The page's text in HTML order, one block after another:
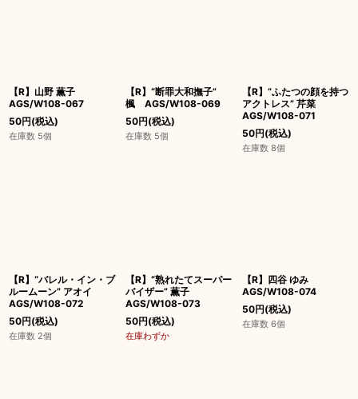
【R】山野 薫子
AGS/W108-067
50円(税込)
在庫数 5個
【R】“断罪大和撫子”
楓 AGS/W108-069
50円(税込)
在庫数 5個
【R】“ふたつの顔を持つ
アクトレス” 芹菜
AGS/W108-071
50円(税込)
在庫数 8個
【R】“バレル・イン・ブ
ルームーン” アオイ
AGS/W108-072
50円(税込)
在庫数 2個
【R】“熟れたてスーパー
バイザー” 薫子
AGS/W108-073
50円(税込)
在庫わずか
【R】四谷 ゆみ
AGS/W108-074
50円(税込)
在庫数 6個